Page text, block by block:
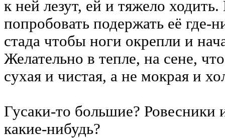
к ней лезут, ей и тяжело
попробовать подержать её где-
стада чтобы ноги окрепли и
Желательно в тепле, на сене,
сухая и чистая, а не мокрая и
Гусаки-то большие? Ровесники
какие-нибудь?